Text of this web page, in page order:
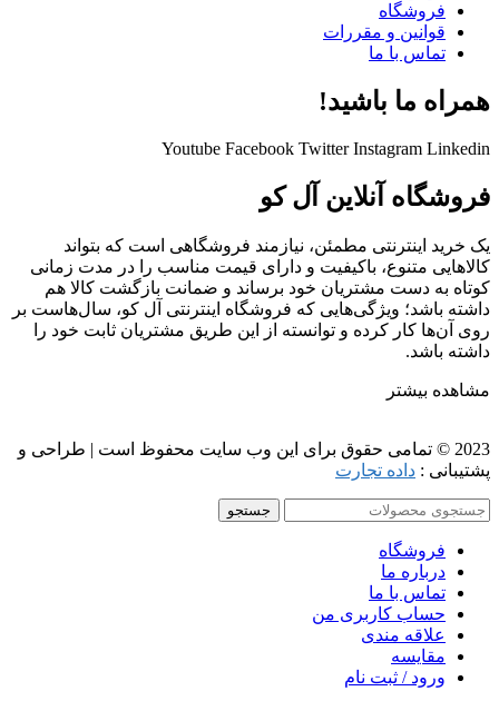
فروشگاه
قوانین و مقررات
تماس با ما
همراه ما باشید!
Youtube Facebook Twitter Instagram Linkedin
فروشگاه آنلاین آل کو
یک خرید اینترنتی مطمئن، نیازمند فروشگاهی است که بتواند
کالاهایی متنوع، باکیفیت و دارای قیمت مناسب را در مدت زمانی
کوتاه به دست مشتریان خود برساند و ضمانت بازگشت کالا هم
داشته باشد؛ ویژگی‌هایی که فروشگاه اینترنتی آل کو، سال‌هاست بر
روی آن‌ها کار کرده و توانسته از این طریق مشتریان ثابت خود را
داشته باشد.
مشاهده بیشتر
2023 © تمامی حقوق برای این وب سایت محفوظ است | طراحی و
پشتیبانی : داده تجارت
جستجو
فروشگاه
درباره ما
تماس با ما
حساب کاربری من
علاقه مندی
مقايسه
ورود / ثبت نام